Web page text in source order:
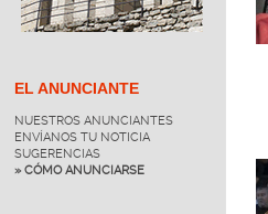
EL ANUNCIANTE
NUESTROS ANUNCIANTES
ENVÍANOS TU NOTICIA
SUGERENCIAS
» CÓMO ANUNCIARSE